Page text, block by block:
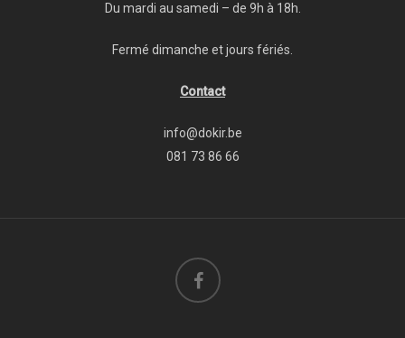
Du mardi au samedi – de 9h à 18h.
Fermé dimanche et jours fériés.
Contact
info@dokir.be
081 73 86 66